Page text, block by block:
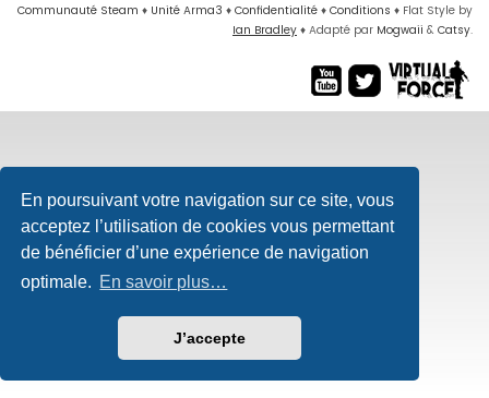
En poursuivant votre navigation sur ce site, vous
acceptez l’utilisation de cookies vous permettant
de bénéficier d’une expérience de navigation
optimale. En savoir plus…
J’accepte
Communauté Steam ♦ Unité Arma3 ♦ Confidentialité ♦ Conditions ♦ Flat Style by
Ian Bradley ♦ Adapté par Mogwaii & Catsy.